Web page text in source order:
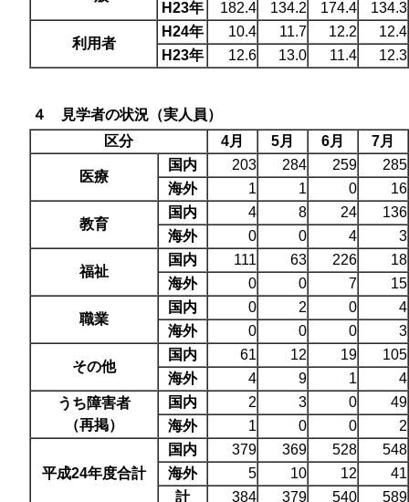
H23年
182.4 134.2 174.4 134.3
利用者
H24年 10.4 11.7 12.2
12.4
H23年
12.6 13.0 11.4 12.3
４ 見学者の状況（実人員）
区分
4月 5月 6月 7月
医療
国内 203 284 259
285
海外
1 1 0 16
教育
国内 4 8 24
136
海外
0 0 4 3
福祉
国内 111 63 226
18
海外
0 0 7 15
職業
国内 0 2 0
4
海外
0 0 0 3
その他
国内 61 12 19
105
海外
4 9 1
4
うち障害者
（再掲）
国内 2 3 0
49
海外
1 0 0 2
平成24年度合計
国内 379 369 528
548
海外
5 10 12
41
計
384 379 540
589